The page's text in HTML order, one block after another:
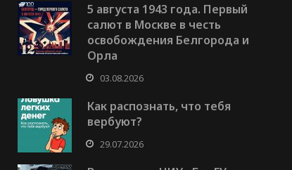
5 августа 1943 года. Первый
салют в Москве в честь
освобождения Белгорода и
Орла
03.08.2026
Как распознать, что тебя
вербуют?
29.07.2026